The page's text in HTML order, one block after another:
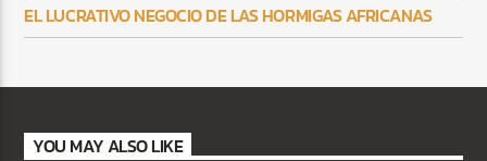
EL LUCRATIVO NEGOCIO DE LAS HORMIGAS AFRICANAS
YOU MAY ALSO LIKE